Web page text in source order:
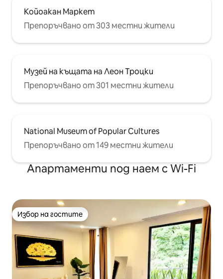
Койоакан Маркет
Препоръчвано от 303 местни жители
Музей на къщата на Леон Троцки
Препоръчвано от 301 местни жители
National Museum of Popular Cultures
Препоръчвано от 149 местни жители
Апартаменти под наем с Wi-Fi
Избор на гостите
Избор на гостите